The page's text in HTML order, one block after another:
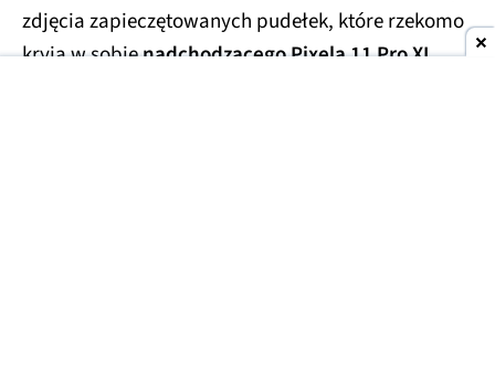
zdjęcia zapieczętowanych pudełek, które rzekomo
kryją w sobienadchodzącego Pixela 11 Pro XL.